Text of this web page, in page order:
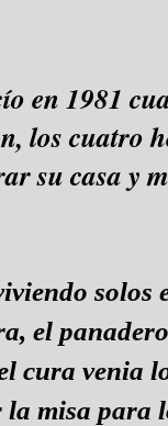
en 1981
los cuatro
su casa y
solos
el
cura venia
misa para